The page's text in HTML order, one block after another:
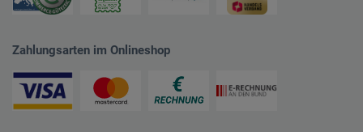
Zahlungsarten im Onlineshop